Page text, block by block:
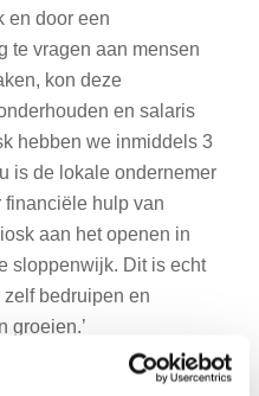
en door een
te vragen aan mensen
kon deze
en salaris
hebben we inmiddels 3
is de lokale ondernemer
hulp van
aan het openen in
sloppenwijk. Dit is echt
bedruipen en
groeien.’